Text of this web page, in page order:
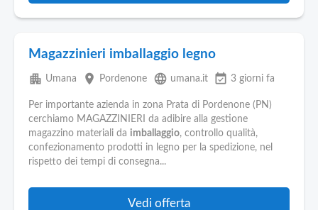
Magazzinieri imballaggio legno
apartment Umana place Pordenone language umana.it event_available 3 giorni fa
Per importante azienda in zona Prata di Pordenone (PN)
cerchiamo MAGAZZINIERI da adibire alla gestione
magazzino materiali da imballaggio, controllo qualità,
confezionamento prodotti in legno per la spedizione, nel
rispetto dei tempi di consegna...
Vedi offerta